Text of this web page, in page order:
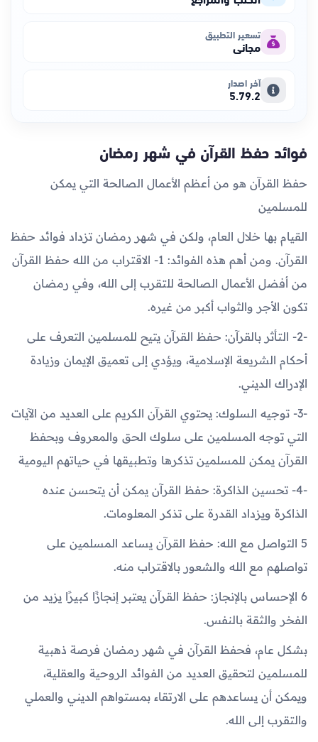
تسعير التطبيق
مجاني
آخر اصدار
5.79.2
فوائد حفظ القرآن في شهر رمضان
حفظ القرآن هو من أعظم الأعمال الصالحة التي يمكن
للمسلمين
القيام بها خلال العام، ولكن في شهر رمضان تزداد فوائد حفظ
القرآن. ومن أهم هذه الفوائد: 1- الاقتراب من الله حفظ القرآن
من أفضل الأعمال الصالحة للتقرب إلى الله، وفي رمضان
تكون الأجر والثواب أكبر من غيره.
-2- التأثر بالقرآن: حفظ القرآن يتيح للمسلمين التعرف على
أحكام الشريعة الإسلامية، ويؤدي إلى تعميق الإيمان وزيادة
الإدراك الديني.
-3- توجيه السلوك: يحتوي القرآن الكريم على العديد من الآيات
التي توجه المسلمين على سلوك الحق والمعروف وبحفظ
القرآن يمكن للمسلمين تذكرها وتطبيقها في حياتهم اليومية
-4- تحسين الذاكرة: حفظ القرآن يمكن أن يتحسن عنده
الذاكرة ويزداد القدرة على تذكر المعلومات.
5 التواصل مع الله: حفظ القرآن يساعد المسلمين على
تواصلهم مع الله والشعور بالاقتراب منه.
6 الإحساس بالإنجاز: حفظ القرآن يعتبر إنجازًا كبيرًا يزيد من
الفخر والثقة بالنفس.
بشكل عام، فحفظ القرآن في شهر رمضان فرصة ذهبية
للمسلمين لتحقيق العديد من الفوائد الروحية والعقلية،
ويمكن أن يساعدهم على الارتقاء بمستواهم الديني والعملي
والتقرب إلى الله.